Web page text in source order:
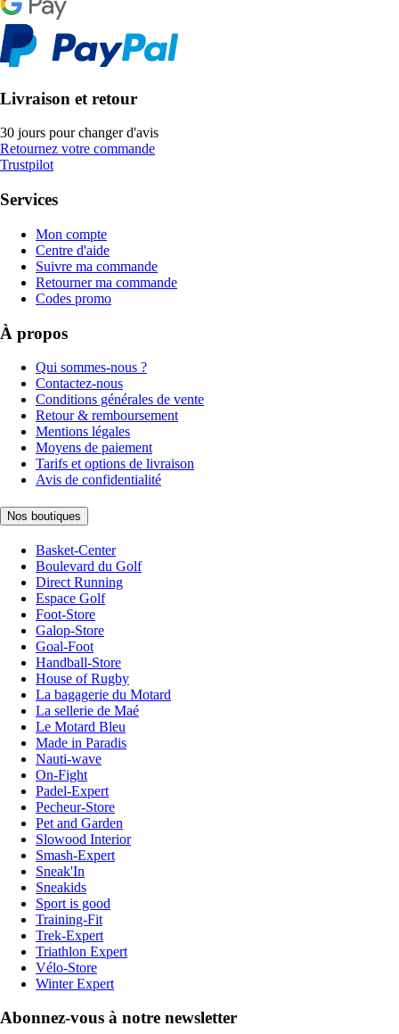
Livraison et retour
30 jours pour changer d'avis
Retournez votre commande
Trustpilot
Services
Mon compte
Centre d'aide
Suivre ma commande
Retourner ma commande
Codes promo
À propos
Qui sommes-nous ?
Contactez-nous
Conditions générales de vente
Retour & remboursement
Mentions légales
Moyens de paiement
Tarifs et options de livraison
Avis de confidentialité
Nos boutiques
Basket-Center
Boulevard du Golf
Direct Running
Espace Golf
Foot-Store
Galop-Store
Goal-Foot
Handball-Store
House of Rugby
La bagagerie du Motard
La sellerie de Maé
Le Motard Bleu
Made in Paradis
Nauti-wave
On-Fight
Padel-Expert
Pecheur-Store
Pet and Garden
Slowood Interior
Smash-Expert
Sneak'In
Sneakids
Sport is good
Training-Fit
Trek-Expert
Triathlon Expert
Vélo-Store
Winter Expert
Abonnez-vous à notre newsletter